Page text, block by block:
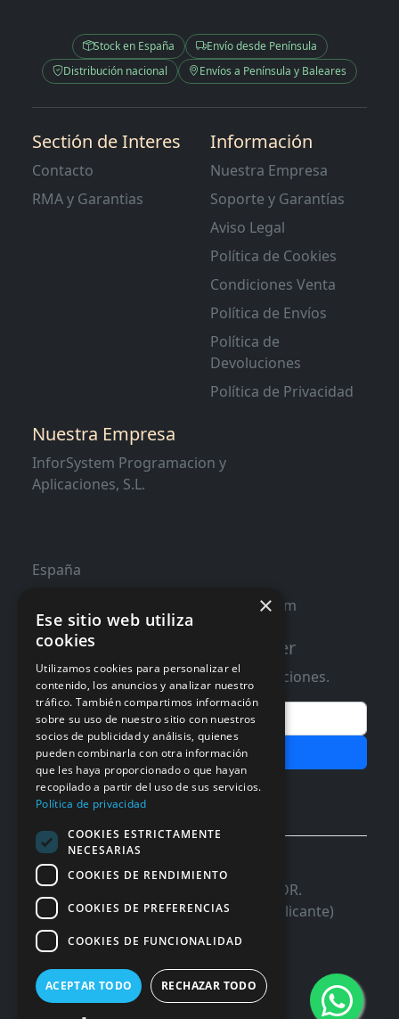
Stock en España
Envío desde Península
Distribución nacional
Envíos a Península y Baleares
Sectión de Interes
Contacto
RMA y Garantias
Información
Nuestra Empresa
Soporte y Garantías
Aviso Legal
Política de Cookies
Condiciones Venta
Política de Envíos
Política de
Devoluciones
Política de Privacidad
Nuestra Empresa
InforSystem Programacion y
Aplicaciones, S.L.
España
contacto@distribucioninformatica.com
Suscribete a nuestro Newsletter
Te informaremos de ofertas y promociones.
Email
Subscribir
Aceptar Politica dePrivacidad
© 2026 InforSystem Programacion y
Aplicaciones, S.L. CIF: B54337985 | C/DR.
Marañon, 17 Local 5 | 03680 - ASPE (Alicante)
×
Ese sitio web utiliza
cookies
Utilizamos cookies para personalizar el
contenido, los anuncios y analizar nuestro
tráfico. También compartimos información
sobre su uso de nuestro sitio con nuestros
socios de publicidad y análisis, quienes
pueden combinarla con otra información
que les haya proporcionado o que hayan
recopilado a partir del uso de sus servicios.
Política de privacidad
COOKIES ESTRICTAMENTE
NECESARIAS
COOKIES DE RENDIMIENTO
COOKIES DE PREFERENCIAS
COOKIES DE FUNCIONALIDAD
ACEPTAR TODO RECHAZAR TODO